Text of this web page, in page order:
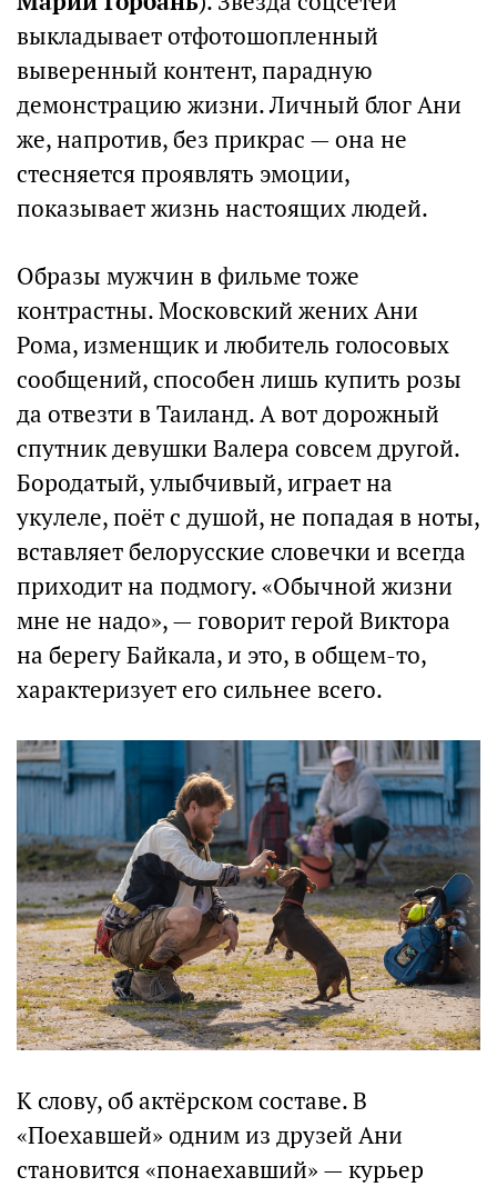
выкладывает отфотошопленный
выверенный контент, парадную
демонстрацию жизни. Личный блог Ани
же, напротив, без прикрас — она не
стесняется проявлять эмоции,
показывает жизнь настоящих людей.
Образы мужчин в фильме тоже
контрастны. Московский жених Ани
Рома, изменщик и любитель голосовых
сообщений, способен лишь купить розы
да отвезти в Таиланд. А вот дорожный
спутник девушки Валера совсем другой.
Бородатый, улыбчивый, играет на
укулеле, поёт с душой, не попадая в ноты,
вставляет белорусские словечки и всегда
приходит на подмогу. «Обычной жизни
мне не надо», — говорит герой Виктора
на берегу Байкала, и это, в общем-то,
характеризует его сильнее всего.
К слову, об актёрском составе. В
«Поехавшей» одним из друзей Ани
становится «понаехавший» — курьер